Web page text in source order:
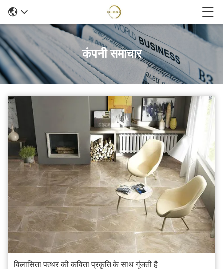
कंपनी समाचार
विलासिता पत्थर की कविता प्रकृति के साथ गूंजती है